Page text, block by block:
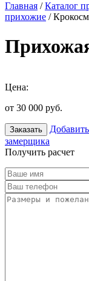
Главная /Каталог
прихожие /
Цена:
от 30 000 руб.
Заказать
замерщика
Получить расчет